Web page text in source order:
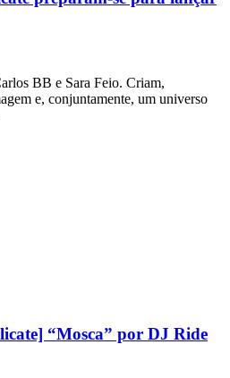
BB e Sara Feio. Criam,
e, conjuntamente, um universo
“Mosca” por DJ Ride